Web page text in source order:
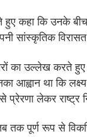
कहा कि उनके
सांस्कृतिक
का उल्लेख करते
था कि लक्ष्य
लेकर राष्ट्र
तक पूर्ण रूप से